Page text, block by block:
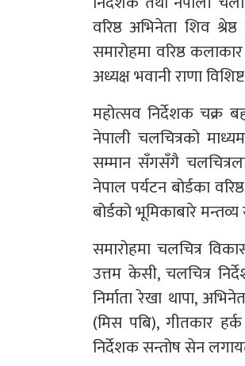
वरिष्ठ अभिनेता शिव
समारोहमा वरिष्ठ
अध्यक्ष भवानी राणा
महोत्सव निर्देशक चक्र
नेपाली चलचित्रको
सम्मान सँगसँगै
नेपाल पर्यटन बोर्डका
बोर्डको भूमिकाबारे
समारोहमा चलचित्र
उत्तम केसी, चलचित्र
निर्माता रेखा थापा,
(मिस पबि), गीतकार
निर्देशक सन्तोष सेन